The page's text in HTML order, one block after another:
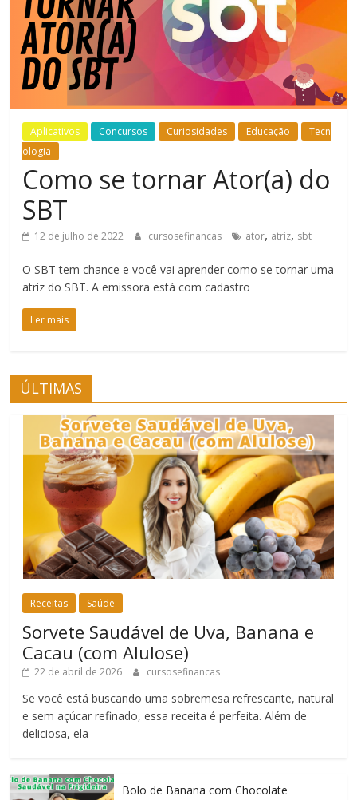
Estar
Aplicativos Concursos Curiosidades Educação
Tecn
ologia
Como se tornar Ator(a) do
SBT
12 de julho de 2022 cursosefinancas ator, atriz, sbt
O SBT tem chance e você vai aprender como se tornar uma
atriz do SBT. A emissora está com cadastro
Ler mais
ÚLTIMAS
Receitas Saúde
Sorvete Saudável de Uva, Banana e
Cacau (com Alulose)
22 de abril de 2026 cursosefinancas
Se você está buscando uma sobremesa refrescante, natural
e sem açúcar refinado, essa receita é perfeita. Além de
deliciosa, ela
Bolo de Banana com Chocolate